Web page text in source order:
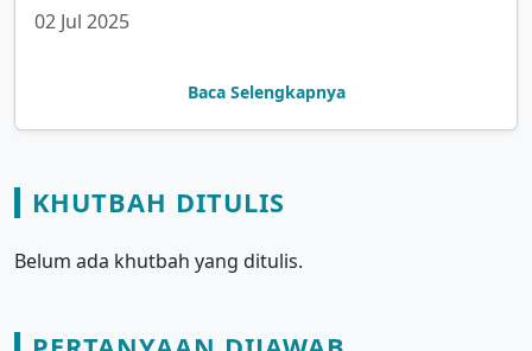
02 Jul 2025
Baca Selengkapnya
KHUTBAH DITULIS
Belum ada khutbah yang ditulis.